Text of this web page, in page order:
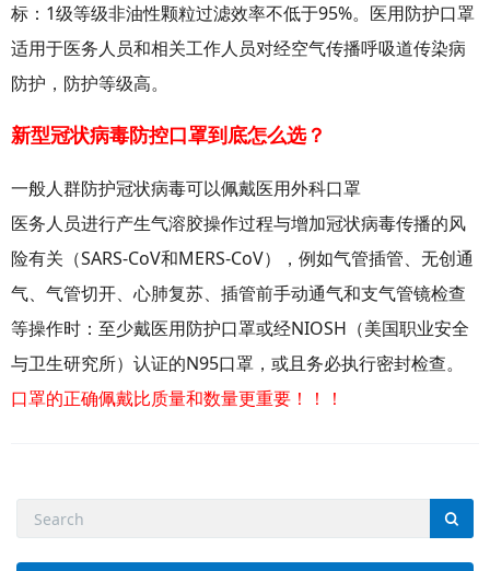
标：1级等级非油性颗粒过滤效率不低于95%。医用防护口罩
适用于医务人员和相关工作人员对经空气传播呼吸道传染病
防护，防护等级高。
新型冠状病毒防控口罩到底怎么选？
一般人群防护冠状病毒可以佩戴医用外科口罩
医务人员进行产生气溶胶操作过程与增加冠状病毒传播的风
险有关（SARS-CoV和MERS-CoV），例如气管插管、无创通
气、气管切开、心肺复苏、插管前手动通气和支气管镜检查
等操作时：至少戴医用防护口罩或经NIOSH（美国职业安全
与卫生研究所）认证的N95口罩，或且务必执行密封检查。
口罩的正确佩戴比质量和数量更重要！！！